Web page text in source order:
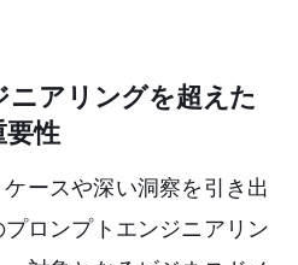
アリングを超えた
要性
ースや深い洞察を引き出
ロンプトエンジニアリン